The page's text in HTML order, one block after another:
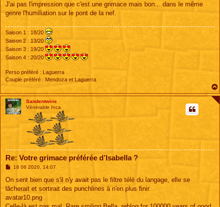
J'ai pas l'impression que c'est une grimace mais bon... dans le même
genre l'humiliation sur le pont de la nef.
Saison 1 : 18/20
Saison 2 : 13/20
Saison 3 : 19/20
Saison 4 : 20/20
Perso préféré : Laguerra
Couple préféré : Mendoza et Laguerra
Sandentwins
Vénérable Inca
Re: Votre grimace préférée d’Isabella ?
M
s
a
g
18 06 2020, 14:07
On sent bien que s'il n'y avait pas le filtre télé du langage, elle se
lâcherait et sortirait des punchlines à n'en plus finir.
avatar10.png